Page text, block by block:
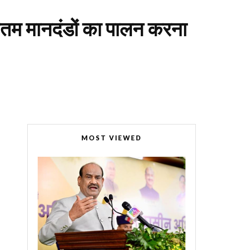
मानदंडों का पालन करना
MOST VIEWED